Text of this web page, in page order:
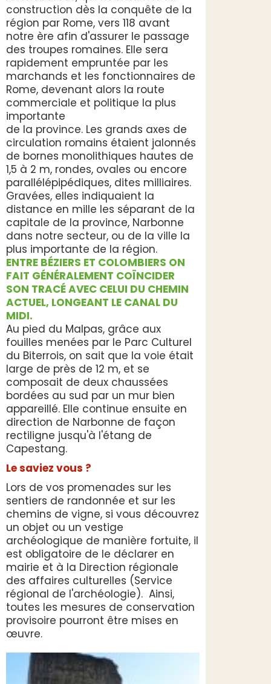
construction dès la conquête de la
région par Rome, vers 118 avant
notre ère afin d'assurer le passage
des troupes romaines. Elle sera
rapidement empruntée par les
marchands et les fonctionnaires de
Rome, devenant alors la route
commerciale et politique la plus
importante
de la province. Les grands axes de
circulation romains étaient jalonnés
de bornes monolithiques hautes de
1,5 à 2 m, rondes, ovales ou encore
parallélépipédiques, dites milliaires.
Gravées, elles indiquaient la
distance en mille les séparant de la
capitale de la province, Narbonne
dans notre secteur, ou de la ville la
plus importante de la région.
ENTRE BÉZIERS ET COLOMBIERS ON
FAIT GÉNÉRALEMENT COÏNCIDER
SON TRACÉ AVEC CELUI DU CHEMIN
ACTUEL, LONGEANT LE CANAL DU
MIDI.
Au pied du Malpas, grâce aux
fouilles menées par le Parc Culturel
du Biterrois, on sait que la voie était
large de près de 12 m, et se
composait de deux chaussées
bordées au sud par un mur bien
appareillé. Elle continue ensuite en
direction de Narbonne de façon
rectiligne jusqu'à l'étang de
Capestang.
Le saviez vous ?
Lors de vos promenades sur les
sentiers de randonnée et sur les
chemins de vigne, si vous découvrez
un objet ou un vestige
archéologique de manière fortuite, il
est obligatoire de le déclarer en
mairie et à la Direction régionale
des affaires culturelles (Service
régional de l'archéologie). Ainsi,
toutes les mesures de conservation
provisoire pourront être mises en
œuvre.